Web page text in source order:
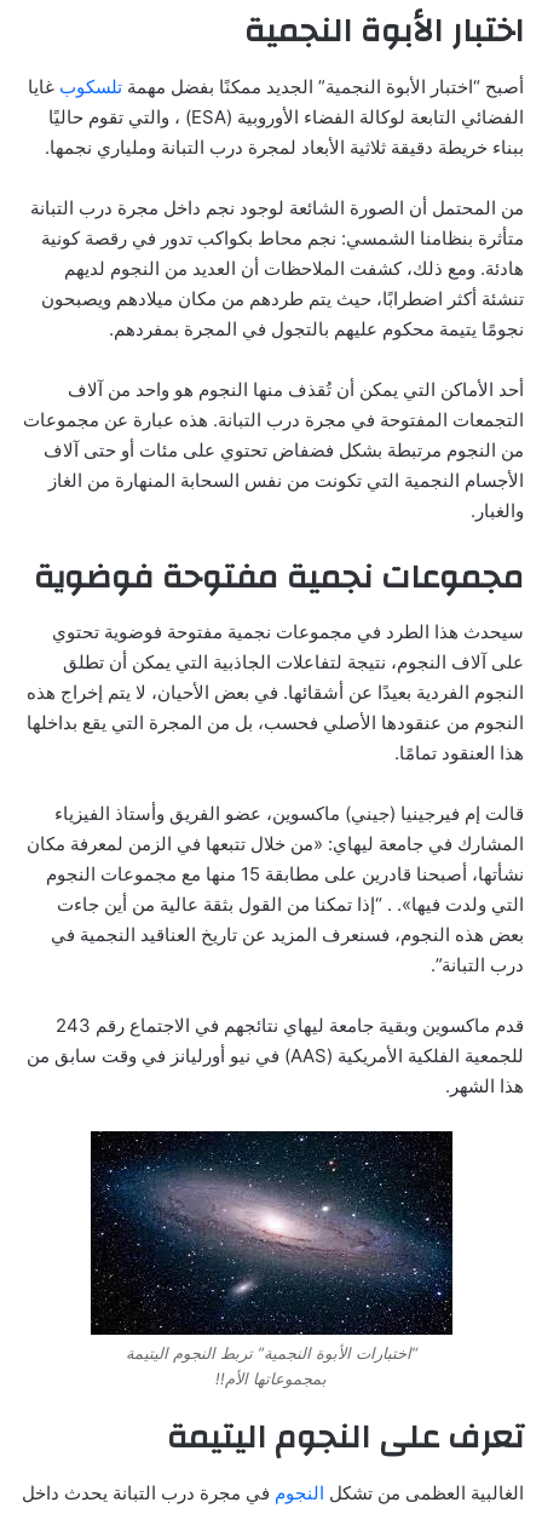
اختبار الأبوة النجمية
أصبح “اختبار الأبوة النجمية” الجديد ممكنًا بفضل مهمة تلسكوب غايا
الفضائي التابعة
لوكالة الفضاء الأوروبية (ESA) ، والتي تقوم حاليًا
ببناء خريطة دقيقة ثلاثية الأبعاد لمجرة درب التبانة وملياري نجمها.
من المحتمل أن الصورة الشائعة لوجود نجم داخل مجرة ​​درب التبانة
متأثرة بنظامنا الشمسي: نجم محاط بكواكب تدور في رقصة كونية
هادئة. ومع ذلك، كشفت الملاحظات أن العديد من النجوم لديهم
تنشئة أكثر اضطرابًا، حيث يتم طردهم من مكان ميلادهم ويصبحون
نجومًا يتيمة محكوم عليهم بالتجول في المجرة بمفردهم.
أحد الأماكن التي يمكن أن تُقذف منها النجوم هو واحد من آلاف
التجمعات المفتوحة في مجرة ​​درب التبانة. هذه عبارة عن مجموعات
من النجوم مرتبطة بشكل فضفاض تحتوي على مئات أو حتى آلاف
الأجسام النجمية التي تكونت من نفس السحابة المنهارة من الغاز
والغبار.
مجموعات نجمية مفتوحة فوضوية
سيحدث هذا الطرد في مجموعات نجمية مفتوحة فوضوية تحتوي
على آلاف النجوم، نتيجة لتفاعلات الجاذبية التي يمكن أن تطلق
النجوم الفردية بعيدًا عن أشقائها. في بعض الأحيان، لا يتم إخراج هذه
النجوم من عنقودها الأصلي فحسب، بل من المجرة التي يقع بداخلها
هذا العنقود تمامًا.
قالت إم فيرجينيا (جيني) ماكسوين، عضو الفريق وأستاذ الفيزياء
المشارك في جامعة ليهاي: «من خلال تتبعها في الزمن لمعرفة مكان
نشأتها، أصبحنا قادرين على مطابقة 15 منها مع مجموعات النجوم
التي ولدت فيها». . “إذا تمكنا من القول بثقة عالية من أين جاءت
بعض هذه النجوم، فسنعرف المزيد عن تاريخ العناقيد النجمية في
درب التبانة”.
قدم ماكسوين وبقية جامعة ليهاي نتائجهم في الاجتماع رقم 243
للجمعية الفلكية الأمريكية (AAS) في نيو أورليانز في وقت سابق من
هذا الشهر.
“اختبارات الأبوة النجمية” تربط النجوم اليتيمة
بمجموعاتها الأم!!
تعرف على النجوم اليتيمة
الغالبية العظمى من تشكل النجوم في مجرة ​​درب التبانة يحدث داخل